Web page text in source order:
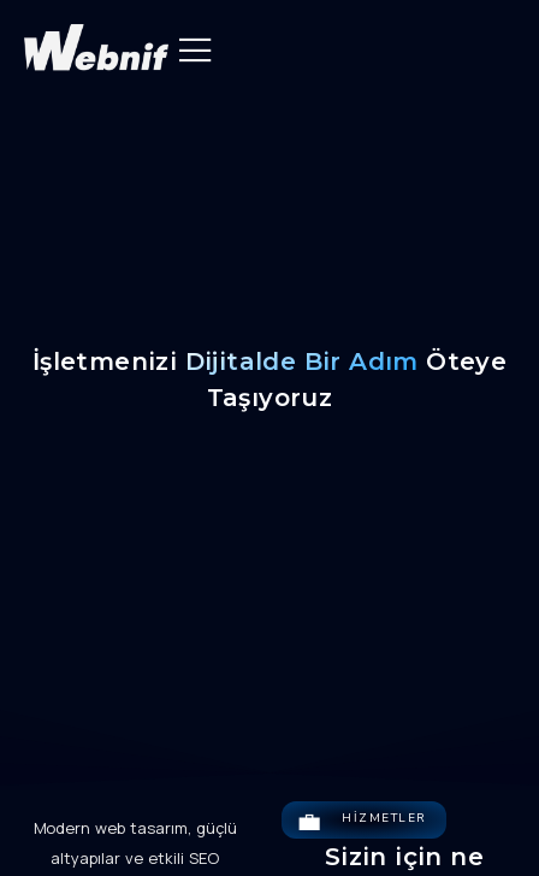
İşletmenizi Dijitalde Bir Adım Öteye
Taşıyoruz
Modern web tasarım, güçlü
altyapılar ve etkili SEO
💼 HIZMETLER
Sizin için ne